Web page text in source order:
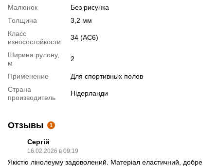
Малюнок
Без рисунка
Толщина
3,2 мм
Класс
износостойкости
34 (АС6)
Ширина рулону,
м
2
Применение
Для спортивных полов
Страна
производитель
Нідерланди
Отзывы 1
Сергій
16.02.2026 в 09:19
Якістю лінолеуму задоволений. Матеріал еластичний, добре